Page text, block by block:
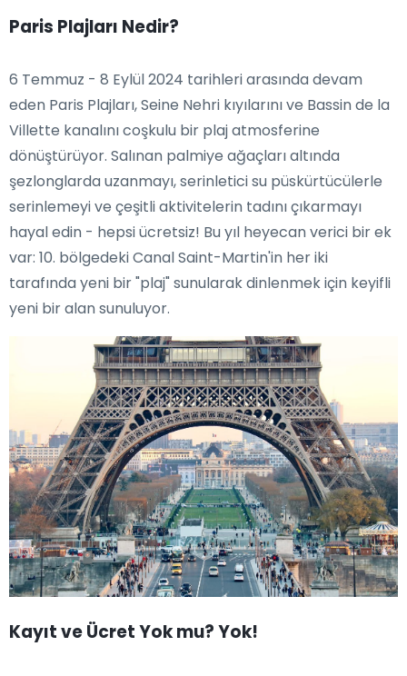
Paris Plajları Nedir?
6 Temmuz - 8 Eylül 2024 tarihleri arasında devam
eden Paris Plajları, Seine Nehri kıyılarını ve Bassin de la
Villette kanalını coşkulu bir plaj atmosferine
dönüştürüyor. Salınan palmiye ağaçları altında
şezlonglarda uzanmayı, serinletici su püskürtücülerle
serinlemeyi ve çeşitli aktivitelerin tadını çıkarmayı
hayal edin - hepsi ücretsiz! Bu yıl heyecan verici bir ek
var: 10. bölgedeki Canal Saint-Martin'in her iki
tarafında yeni bir "plaj" sunularak dinlenmek için keyifli
yeni bir alan sunuluyor.
Kayıt ve Ücret Yok mu? Yok!